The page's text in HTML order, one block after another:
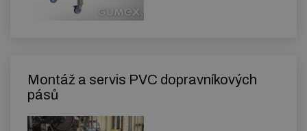
Montáž a servis PVC dopravníkových
pásů